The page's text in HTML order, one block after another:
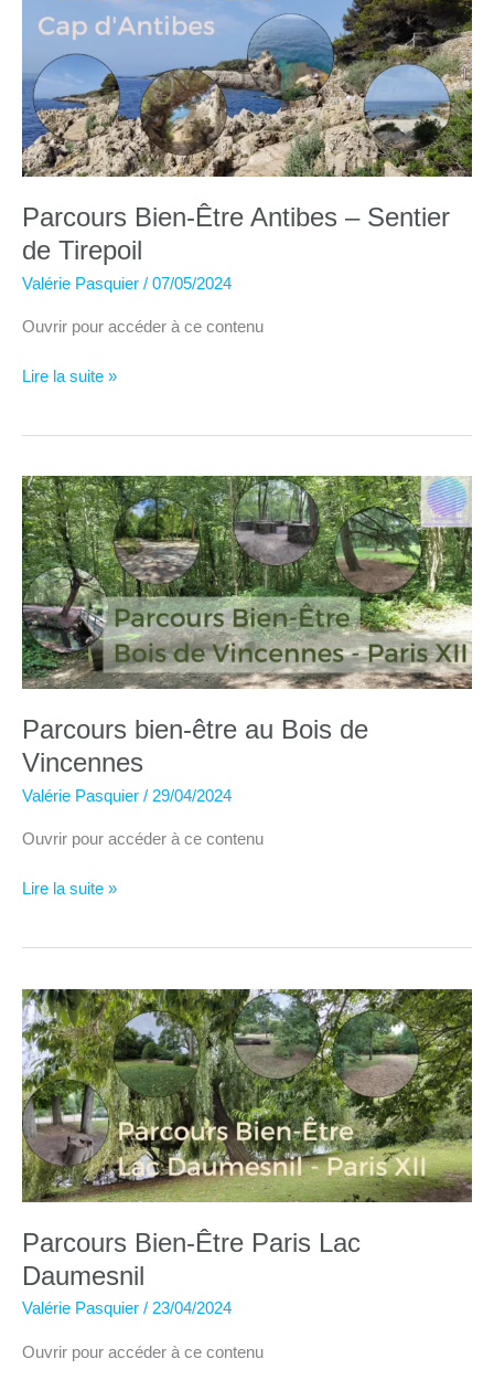
Ollon
Parcours Bien-Être Antibes – Sentier
de Tirepoil
Valérie Pasquier / 07/05/2024
Ouvrir pour accéder à ce contenu
Parcours
–
Sentier
de
Tirepoil
Lire la suite »
Parcours bien-être au Bois de
Vincennes
Valérie Pasquier / 29/04/2024
Ouvrir pour accéder à ce contenu
Parcours
Bois
de
Vincennes
Lire la suite »
Parcours Bien-Être Paris Lac
Daumesnil
Valérie Pasquier / 23/04/2024
Ouvrir pour accéder à ce contenu